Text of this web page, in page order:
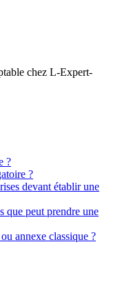
chez L-Expert-
?
?
devant établir une
que peut prendre une
annexe classique ?